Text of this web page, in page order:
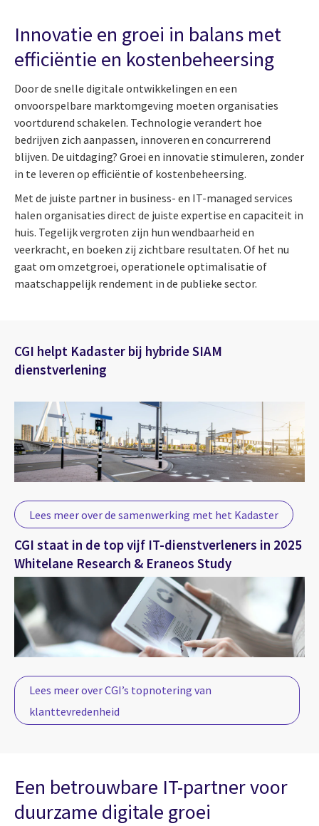
Innovatie en groei in balans met
efficiëntie en kostenbeheersing
Door de snelle digitale ontwikkelingen en een
onvoorspelbare marktomgeving moeten organisaties
voortdurend schakelen. Technologie verandert hoe
bedrijven zich aanpassen, innoveren en concurrerend
blijven. De uitdaging? Groei en innovatie stimuleren, zonder
in te leveren op efficiëntie of kostenbeheersing.
Met de juiste partner in business- en IT-managed services
halen organisaties direct de juiste expertise en capaciteit in
huis. Tegelijk vergroten zijn hun wendbaarheid en
veerkracht, en boeken zij zichtbare resultaten. Of het nu
gaat om omzetgroei, operationele optimalisatie of
maatschappelijk rendement in de publieke sector.
CGI helpt Kadaster bij hybride SIAM
dienstverlening
Lees meer over de samenwerking met het Kadaster
CGI staat in de top vijf IT-dienstverleners in 2025
Whitelane Research & Eraneos Study
Lees meer over CGI’s topnotering van
klanttevredenheid
Een betrouwbare IT-partner voor
duurzame digitale groei